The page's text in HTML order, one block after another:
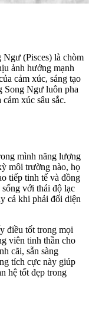
(Pisces) là chòm
ảnh hưởng mạnh
cảm xúc, sáng tạo
Song Ngư luôn pha
xúc sâu sắc.
mình năng lượng
môi trường nào, họ
tiếp tinh tế và đồng
với thái độ lạc
cả khi phải đối diện
điều tốt trong mọi
viên tinh thần cho
cãi, sẵn sàng
tích cực này giúp
hệ tốt đẹp trong